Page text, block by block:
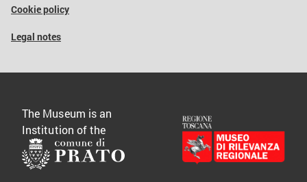
Cookie policy
Legal notes
The Museum is an
Institution of the